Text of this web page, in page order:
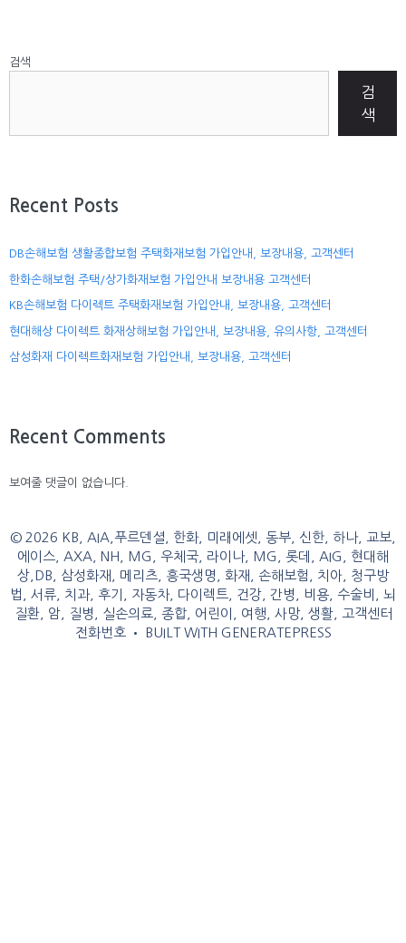
검색
검
색
Recent Posts
DB손해보험 생활종합보험 주택화재보험 가입안내, 보장내용, 고객센터
한화손해보험 주택/상가화재보험 가입안내 보장내용 고객센터
KB손해보험 다이렉트 주택화재보험 가입안내, 보장내용, 고객센터
현대해상 다이렉트 화재상해보험 가입안내, 보장내용, 유의사항, 고객센터
삼성화재 다이렉트화재보험 가입안내, 보장내용, 고객센터
Recent Comments
보여줄 댓글이 없습니다.
© 2026 KB, AIA,푸르덴셜, 한화, 미래에셋, 동부, 신한, 하나, 교보,
에이스, AXA, NH, MG, 우체국, 라이나, MG, 롯데, AIG, 현대해
상,DB, 삼성화재, 메리츠, 흥국생명, 화재, 손해보험, 치아, 청구방
법, 서류, 치과, 후기, 자동차, 다이렉트, 건강, 간병, 비용, 수술비, 뇌
질환, 암, 질병, 실손의료, 종합, 어린이, 여행, 사망, 생활, 고객센터
전화번호• BUILT WITH GENERATEPRESS